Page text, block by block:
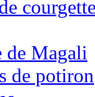
de Magali
de potiron